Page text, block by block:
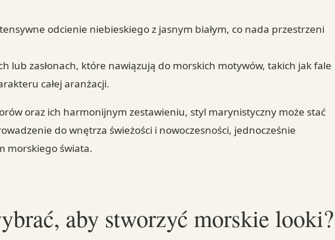
odcienie niebieskiego z jasnym białym, co nada przestrzeni
lub zasłonach, które nawiązują do morskich motywów, takich jak fale
całej aranżacji.
oraz ich harmonijnym zestawieniu, styl marynistyczny może stać
do wnętrza świeżości i nowoczesności, jednocześnie
morskiego świata.
aby stworzyć morskie looki?